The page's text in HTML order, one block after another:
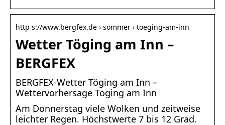
http s://www.bergfex.de › sommer › toeging-am-inn
Wetter Töging am Inn –
BERGFEX
BERGFEX-Wetter Töging am Inn –
Wettervorhersage Töging am Inn
Am Donnerstag viele Wolken und zeitweise
leichter Regen. Höchstwerte 7 bis 12 Grad.